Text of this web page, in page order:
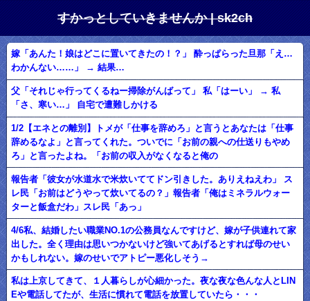
すかっとしていきませんか | sk2ch
嫁「あんた！娘はどこに置いてきたの！？」 酔っぱらった旦那「え…
わかんない……」 → 結果…
父「それじゃ行ってくるねー掃除がんばって」 私「はーい」 → 私
「さ、寒い…」 自宅で遭難しかける
1/2【エネとの離別】トメが「仕事を辞めろ」と言うとあなたは「仕事
辞めるなよ」と言ってくれた。ついでに「お前の親への仕送りもやめ
ろ」と言ったよね。「お前の収入がなくなると俺の
報告者「彼女が水道水で米炊いててドン引きした。ありえねえわ」 ス
レ民「お前はどうやって炊いてるの？」報告者「俺はミネラルウォー
ターと飯盒だわ」スレ民「あっ」
4/6私、結婚したい職業NO.1の公務員なんですけど、嫁が子供連れて家
出した。全く理由は思いつかないけど強いてあげるとすれば母のせい
かもしれない。嫁のせいでアトピー悪化しそう→
私は上京してきて、１人暮らしが心細かった。夜な夜な色んな人とLIN
Eや電話してたが、生活に慣れて電話を放置していたら・・・